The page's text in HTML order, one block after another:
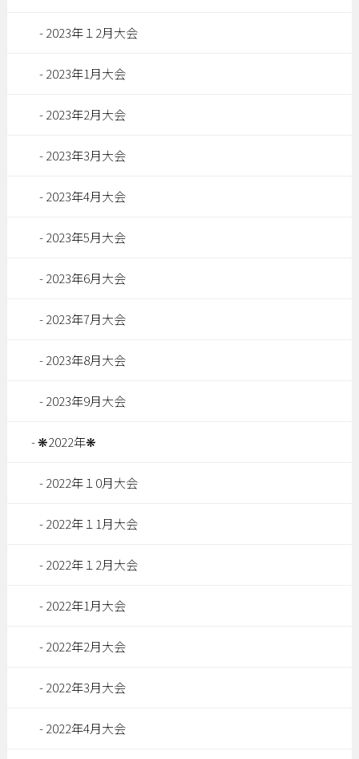
2023年１2月大会
2023年1月大会
2023年2月大会
2023年3月大会
2023年4月大会
2023年5月大会
2023年6月大会
2023年7月大会
2023年8月大会
2023年9月大会
❋2022年❋
2022年１0月大会
2022年１1月大会
2022年１2月大会
2022年1月大会
2022年2月大会
2022年3月大会
2022年4月大会